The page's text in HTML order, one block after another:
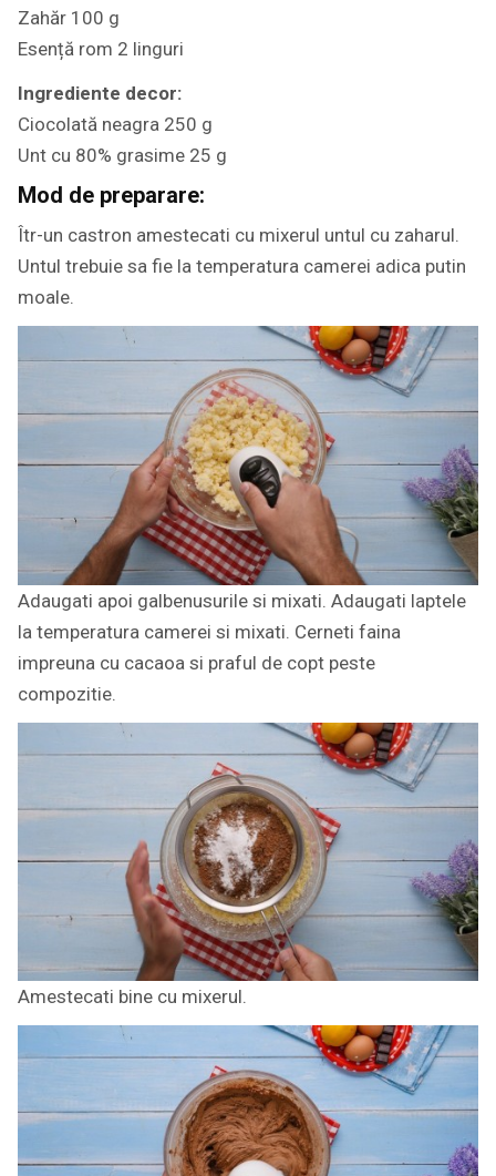
Zahăr 100 g
Esență rom 2 linguri
Ingrediente decor:
Ciocolată neagra 250 g
Unt cu 80% grasime 25 g
Mod de preparare:
Îtr-un castron amestecati cu mixerul untul cu zaharul.
Untul trebuie sa fie la temperatura camerei adica putin
moale.
Adaugati apoi galbenusurile si mixati. Adaugati laptele
la temperatura camerei si mixati. Cerneti faina
impreuna cu cacaoa si praful de copt peste
compozitie.
Amestecati bine cu mixerul.